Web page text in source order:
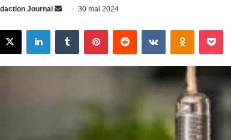
Journal
Envoyer
courriel
30 mai 2024
X LinkedinTumblr PinterestReddit VKontakte